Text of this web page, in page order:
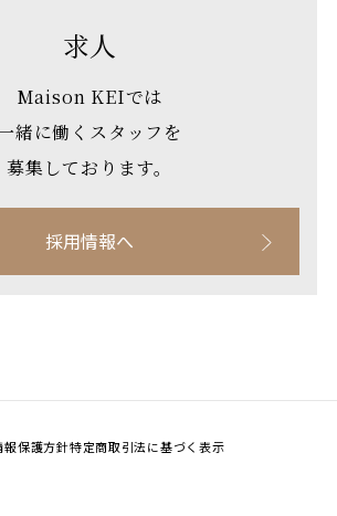
求人
Maison KEIでは
緒に働くスタッフを
募集しております。
採用情報へ
報保護方針特定商取引法に基づく表示